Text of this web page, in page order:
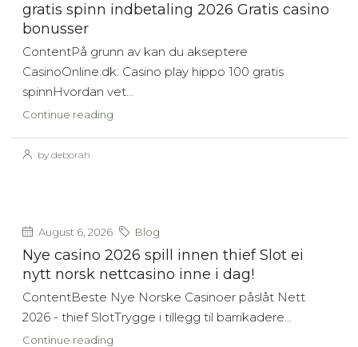
gratis spinn indbetaling 2026 Gratis casino
bonusser
ContentPå grunn av kan du akseptere
CasinoOnline.dk: Casino play hippo 100 gratis
spinnHvordan vet...
Continue reading
by deborah
August 6, 2026 Blog
Nye casino 2026 spill innen thief Slot ei
nytt norsk nettcasino inne i dag!
ContentBeste Nye Norske Casinoer påslåt Nett
2026 - thief SlotTrygge i tillegg til barrikadere...
Continue reading